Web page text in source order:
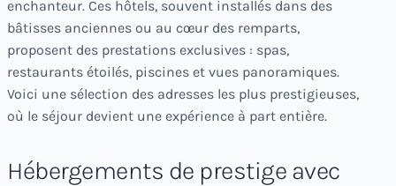
enchanteur. Ces hôtels, souvent installés dans des
bâtisses anciennes ou au cœur des remparts,
proposent des prestations exclusives : spas,
restaurants étoilés, piscines et vues panoramiques.
Voici une sélection des adresses les plus prestigieuses,
où le séjour devient une expérience à part entière.
Hébergements de prestige avec